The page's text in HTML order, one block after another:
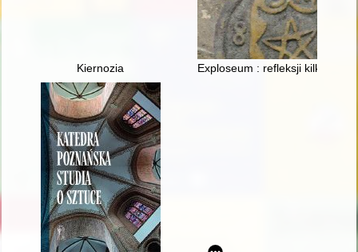
Kiernozia Exploseum : refleksji kilka